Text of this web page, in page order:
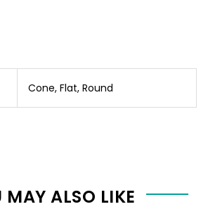
Cone, Flat, Round
MAY ALSO LIKE